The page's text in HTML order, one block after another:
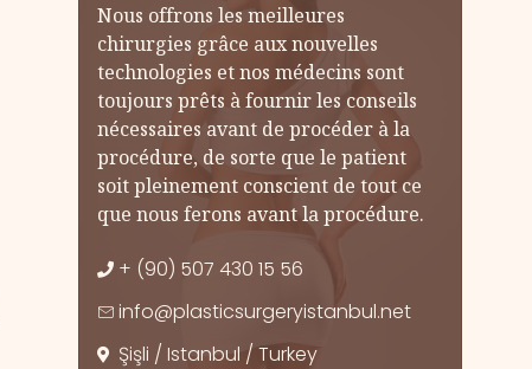
Nous offrons les meilleures
chirurgies grâce aux nouvelles
technologies et nos médecins sont
toujours prêts à fournir les conseils
nécessaires avant de procéder à la
procédure, de sorte que le patient
soit pleinement conscient de tout ce
que nous ferons avant la procédure.
+ (90) 507 430 15 56
info@plasticsurgeryistanbul.net
Şişli / Istanbul / Turkey